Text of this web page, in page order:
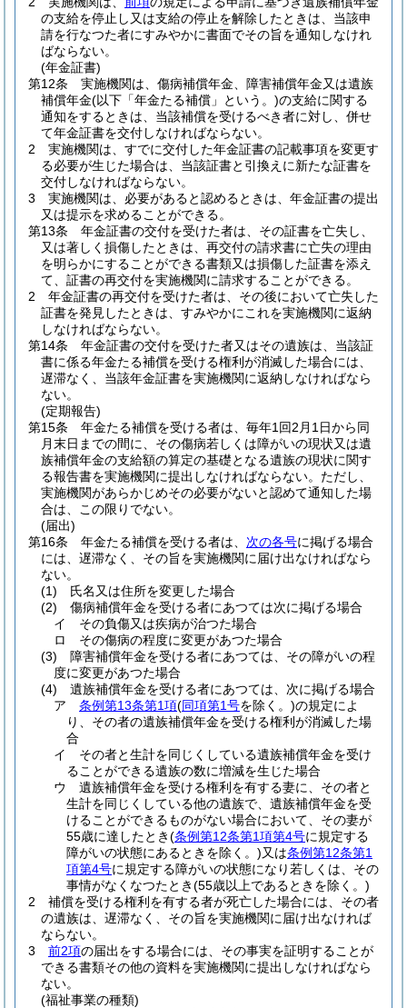
の支給を停止し又は支給の停止を解除したときは、当該申
請を行なつた者にすみやかに書面でその旨を通知しなけれ
ばならない。
(年金証書)
第12条
実施機関は、傷病補償年金、障害補償年金又は遺族
補償年金(以下「年金たる補償」という。)の支給に関する
通知をするときは、当該補償を受けるべき者に対し、併せ
て年金証書を交付しなければならない。
2
実施機関は、すでに交付した年金証書の記載事項を変更す
る必要が生じた場合は、当該証書と引換えに新たな証書を
交付しなければならない。
3
実施機関は、必要があると認めるときは、年金証書の提出
又は提示を求めることができる。
第13条
年金証書の交付を受けた者は、その証書を亡失し、
又は著しく損傷したときは、再交付の請求書に亡失の理由
を明らかにすることができる書類又は損傷した証書を添え
て、証書の再交付を実施機関に請求することができる。
2
年金証書の再交付を受けた者は、その後において亡失した
証書を発見したときは、すみやかにこれを実施機関に返納
しなければならない。
第14条
年金証書の交付を受けた者又はその遺族は、当該証
書に係る年金たる補償を受ける権利が消滅した場合には、
遅滞なく、当該年金証書を実施機関に返納しなければなら
ない。
(定期報告)
第15条
年金たる補償を受ける者は、毎年1回2月1日から同
月末日までの間に、その傷病若しくは障がいの現状又は遺
族補償年金の支給額の算定の基礎となる遺族の現状に関す
る報告書を実施機関に提出しなければならない。 ただし、
実施機関があらかじめその必要がないと認めて通知した場
合は、この限りでない。
(届出)
第16条
年金たる補償を受ける者は、 次の各号に掲げる場合
には、遅滞なく、その旨を実施機関に届け出なければなら
ない。
(1)
氏名又は住所を変更した場合
(2)
傷病補償年金を受ける者にあつては次に掲げる場合
イ
その負傷又は疾病が治つた場合
ロ
その傷病の程度に変更があつた場合
(3)
障害補償年金を受ける者にあつては、その障がいの程
度に変更があつた場合
(4)
遺族補償年金を受ける者にあつては、次に掲げる場合
ア
条例第13条第1項(同項第1号を除く。)の規定によ
り、その者の遺族補償年金を受ける権利が消滅した場
合
イ
その者と生計を同じくしている遺族補償年金を受け
ることができる遺族の数に増減を生じた場合
ウ
遺族補償年金を受ける権利を有する妻に、その者と
生計を同じくしている他の遺族で、遺族補償年金を受
けることができるものがない場合において、その妻が
55歳に達したとき(条例第12条第1項第4号に規定する
障がいの状態にあるときを除く。)又は条例第12条第1
項第4号に規定する障がいの状態になり若しくは、その
事情がなくなつたとき(55歳以上であるときを除く。)
2
補償を受ける権利を有する者が死亡した場合には、その者
の遺族は、遅滞なく、その旨を実施機関に届け出なければ
ならない。
3
前2項の届出をする場合には、その事実を証明することが
できる書類その他の資料を実施機関に提出しなければなら
ない。
(福祉事業の種類)